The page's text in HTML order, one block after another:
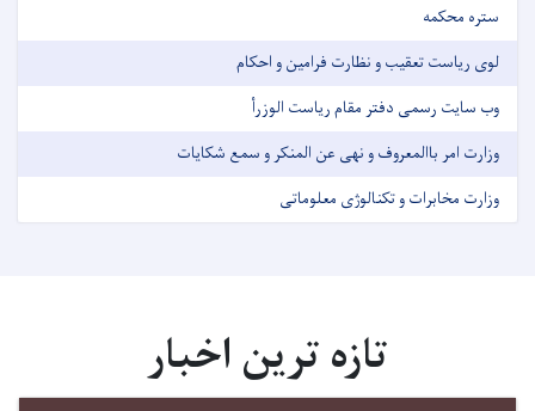
ستره محکمه
لوی ریاست تعقیب و نظارت فرامین و احکام
وب سایت رسمی دفتر مقام ریاست الوزرأ
وزارت امر باالمعروف و نهی عن المنکر و سمع شکایات
وزارت مخابرات و تکنالوژی معلوماتی
تازه ترین اخبار